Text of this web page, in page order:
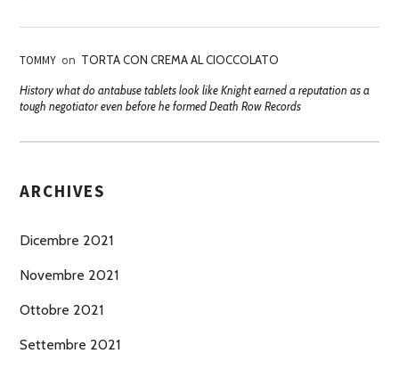
TOMMY on TORTA CON CREMA AL CIOCCOLATO
History what do antabuse tablets look like Knight earned a reputation as a
tough negotiator even before he formed Death Row Records
ARCHIVES
Dicembre 2021
Novembre 2021
Ottobre 2021
Settembre 2021